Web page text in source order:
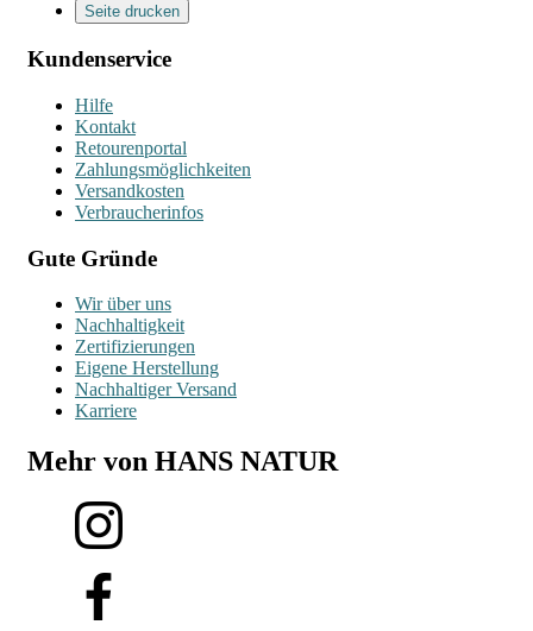
Seite drucken
Kundenservice
Hilfe
Kontakt
Retourenportal
Zahlungsmöglichkeiten
Versandkosten
Verbraucherinfos
Gute Gründe
Wir über uns
Nachhaltigkeit
Zertifizierungen
Eigene Herstellung
Nachhaltiger Versand
Karriere
Mehr von HANS NATUR